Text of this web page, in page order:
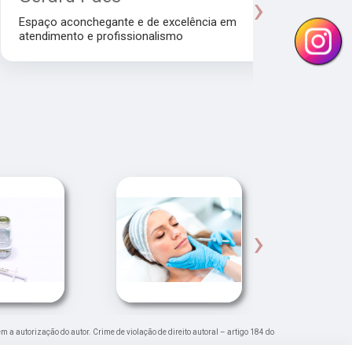
Espaço aconchegante e de excelência em
atendimento e profissionalismo
›
›
a autorização do autor. Crime de violação de direito autoral – artigo 184 do